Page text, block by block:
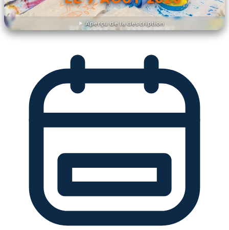
Aperçu de la description
DÉCOUVRIR L'ÉVÉNEMENT